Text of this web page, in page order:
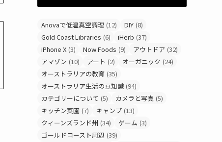
Anovaで低温真空調理 (12) DIY (8)
Gold Coast Libraries (6) iHerb (37)
iPhone X (3) Now Foods (9) アウトドア (32)
アマゾン (10) アート (2) オーガニック (24)
オーストラリアの教育 (35)
オーストラリア生活の豆知識 (94)
カテゴリーについて (5) カメラと写真 (5)
キッチン菜園 (7) キャンプ (13)
クィーンズランド州 (34) ゲーム (3)
ゴールドコースト周辺 (39)